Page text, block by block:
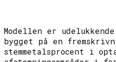
Modellen er
bygget på en
stemmetalsprocent i